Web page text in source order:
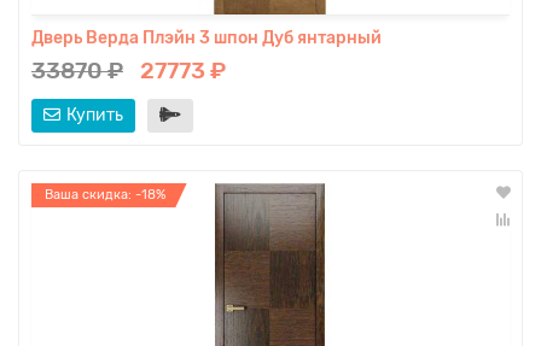
Дверь Верда Плэйн 3 шпон Дуб янтарный
33870 ₽ 27773 ₽
Купить
Ваша скидка: -18%